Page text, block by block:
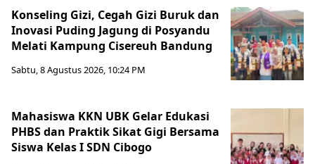
Konseling Gizi, Cegah Gizi Buruk dan
Inovasi Puding Jagung di Posyandu
Melati Kampung Cisereuh Bandung
Sabtu, 8 Agustus 2026, 10:24 PM
Mahasiswa KKN UBK Gelar Edukasi
PHBS dan Praktik Sikat Gigi Bersama
Siswa Kelas I SDN Cibogo